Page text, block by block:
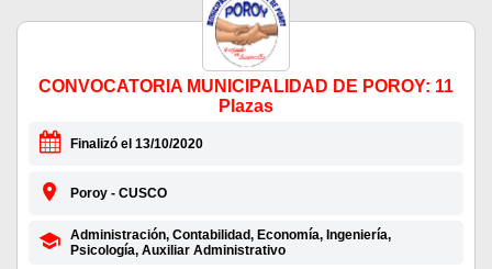
CONVOCATORIA MUNICIPALIDAD DE POROY: 11
Plazas
Finalizó el 13/10/2020
Poroy - CUSCO
Administración, Contabilidad, Economía, Ingeniería,
Psicología, Auxiliar Administrativo